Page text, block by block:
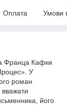
Оплата Умови
Франца Кафки
У
роман
його